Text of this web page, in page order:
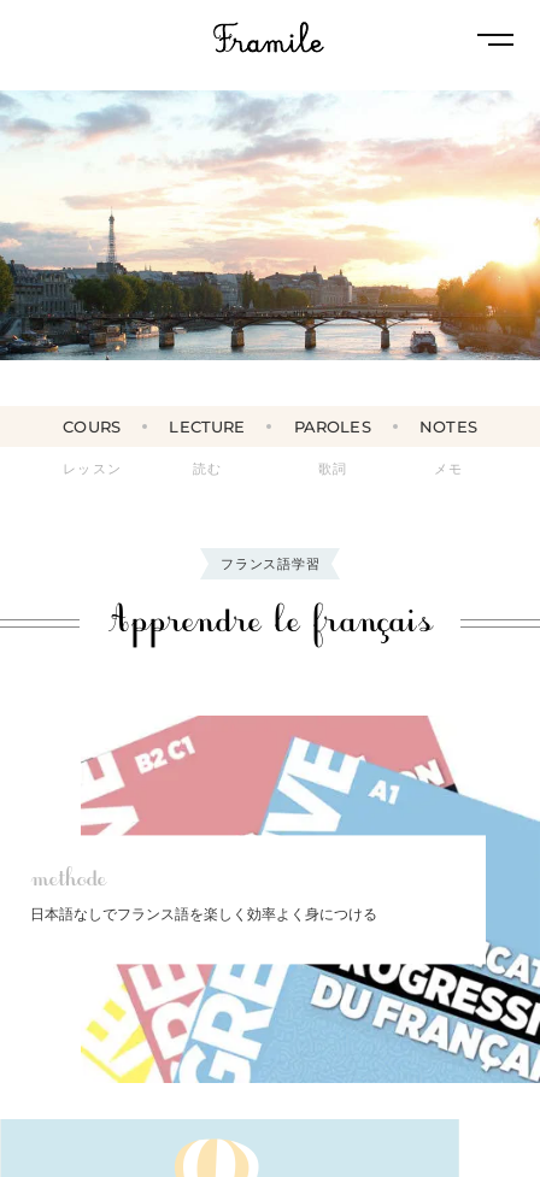
COURS
レッスン
LECTURE
読む
PAROLES
歌詞
NOTES
メモ
フランス語学習
Apprendre le français
methode
日本語なしでフランス語を楽しく効率よく身につける